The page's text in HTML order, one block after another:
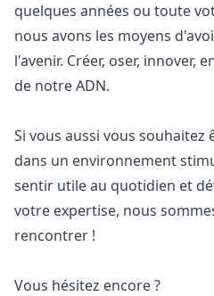
quelques années ou toute
nous avons les moyens
l'avenir. Créer, oser, innover,
de notre ADN.
Si vous aussi vous
dans un environnement
sentir utile au quotidien et
votre expertise, nous
rencontrer !
Vous hésitez encore ?